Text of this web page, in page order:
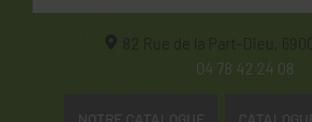
82 Rue de la Part-Dieu,
04 78 42 24 08